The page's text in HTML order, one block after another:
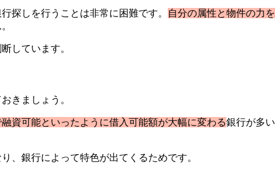
探しを行うことは非常に困難です。
自分の属性と物件の力を
しています。
きましょう。
資可能といったように借入可能額が大幅に変わる銀行が多い
、銀行によって特色が出てくるためです。